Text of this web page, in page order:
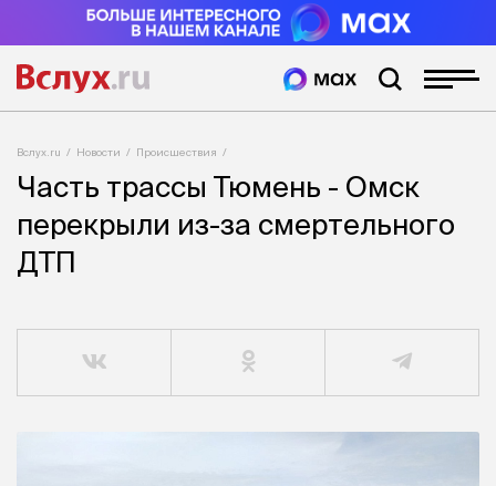
Вслух.ru Новости Происшествия
Часть трассы Тюмень - Омск
перекрыли из-за смертельного
ДТП